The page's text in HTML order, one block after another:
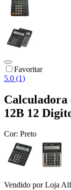
Favoritar
5.0 (1)
Calculadora
12B 12
Cor: Preto
Vendido porLoja